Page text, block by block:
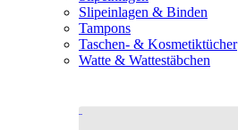
Slipeinlagen & Binden
Tampons
Taschen- & Kosmetiktücher
Watte & Wattestäbchen